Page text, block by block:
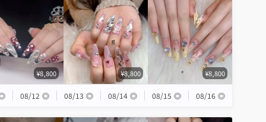
¥8,800 ¥8,800 ¥8,800
08/12 ◎ 08/13 ◎ 08/14 ◎ 08/15 ◎ 08/16 ◎